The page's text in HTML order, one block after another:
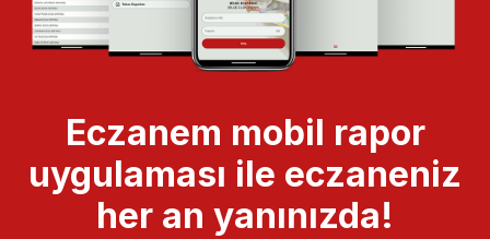
Eczanem mobil rapor
uygulaması ile eczaneniz
her an yanınızda!